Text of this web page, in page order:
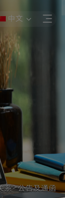
中文
系>公告及通函